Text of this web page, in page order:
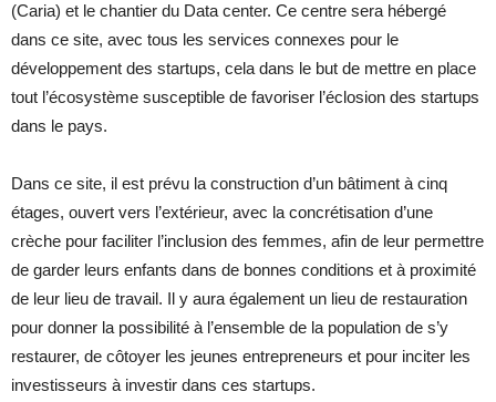
(Caria) et le chantier du Data center. Ce centre sera hébergé
dans ce site, avec tous les services connexes pour le
développement des startups, cela dans le but de mettre en place
tout l’écosystème susceptible de favoriser l’éclosion des startups
dans le pays.
Dans ce site, il est prévu la construction d’un bâtiment à cinq
étages, ouvert vers l’extérieur, avec la concrétisation d’une
crèche pour faciliter l’inclusion des femmes, afin de leur permettre
de garder leurs enfants dans de bonnes conditions et à proximité
de leur lieu de travail. Il y aura également un lieu de restauration
pour donner la possibilité à l’ensemble de la population de s’y
restaurer, de côtoyer les jeunes entrepreneurs et pour inciter les
investisseurs à investir dans ces startups.